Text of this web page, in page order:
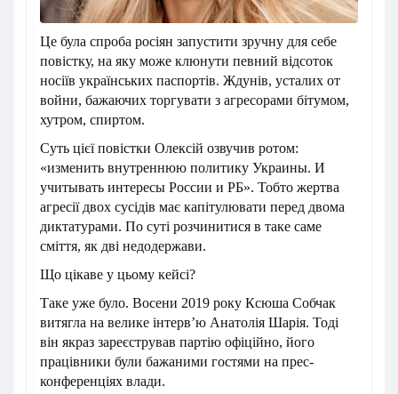
Це була спроба росіян запустити зручну для себе
повістку, на яку може клюнути певний відсоток
носіїв українських паспортів. Ждунів, усталих от
войни, бажаючих торгувати з агресорами бітумом,
хутром, спиртом.
Суть цієї повістки Олексій озвучив ротом:
«изменить внутреннюю политику Украины. И
учитывать интересы России и РБ». Тобто жертва
агресії двох сусідів має капітулювати перед двома
диктатурами. По суті розчинитися в таке саме
сміття, як дві недодержави.
Що цікаве у цьому кейсі?
Таке уже було. Восени 2019 року Ксюша Собчак
витягла на велике інтервʼю Анатолія Шарія. Тоді
він якраз зареєстрував партію офіційно, його
працівники були бажаними гостями на прес-
конференціях влади.